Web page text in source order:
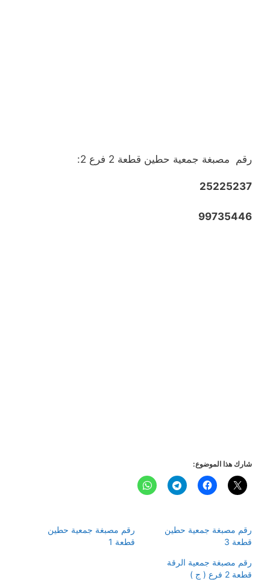
رقم مصبغة جمعية حطين قطعة 2 فرع 2:
25225237
99735446
شارك هذا الموضوع:
رقم مصبغة جمعية حطين
قطعة 3
رقم مصبغة جمعية حطين
قطعة 1
رقم مصبغة جمعية الرقة
قطعة 2 فرع ( ج )